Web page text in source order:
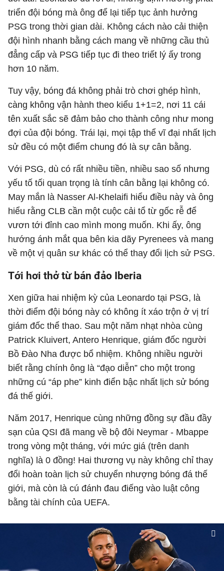
triển đội bóng mà ông để lại tiếp tục ảnh hưởng
PSG trong thời gian dài. Không cách nào cải thiện
đội hình nhanh bằng cách mang về những cầu thủ
đẳng cấp và PSG tiếp tục đi theo triết lý ấy trong
hơn 10 năm.
Tuy vậy, bóng đá không phải trò chơi ghép hình,
càng không vận hành theo kiểu 1+1=2, nơi 11 cái
tên xuất sắc sẽ đảm bảo cho thành công như mong
đợi của đội bóng. Trái lại, mọi tập thể vĩ đại nhất lịch
sử đều có một điểm chung đó là sự cân bằng.
Với PSG, dù có rất nhiều tiền, nhiều sao số nhưng
yếu tố tối quan trọng là tính cân bằng lại không có.
May mắn là Nasser Al-Khelaifi hiểu điều này và ông
hiểu rằng CLB cần một cuộc cải tổ từ gốc rễ để
vươn tới đỉnh cao mình mong muốn. Khi ấy, ông
hướng ánh mắt qua bên kia dãy Pyrenees và mang
về một vị quân sư khác có thể thay đổi lịch sử PSG.
Tới hơi thở từ bán đảo Iberia
Xen giữa hai nhiệm kỳ của Leonardo tại PSG, là
thời điểm đội bóng này có không ít xáo trộn ở vị trí
giám đốc thể thao. Sau một năm nhạt nhòa cùng
Patrick Kluivert, Antero Henrique, giám đốc người
Bồ Đào Nha được bổ nhiệm. Không nhiều người
biết rằng chính ông là “đạo diễn” cho một trong
những cú “áp phe” kinh điển bậc nhất lịch sử bóng
đá thế giới.
Năm 2017, Henrique cùng những đồng sự đầu đầy
sạn của QSI đã mang về bộ đôi Neymar - Mbappe
trong vòng một tháng, với mức giá (trên danh
nghĩa) là 0 đồng! Hai thương vụ này không chỉ thay
đổi hoàn toàn lịch sử chuyển nhượng bóng đá thế
giới, mà còn là cú đánh đau điếng vào luật công
bằng tài chính của UEFA.